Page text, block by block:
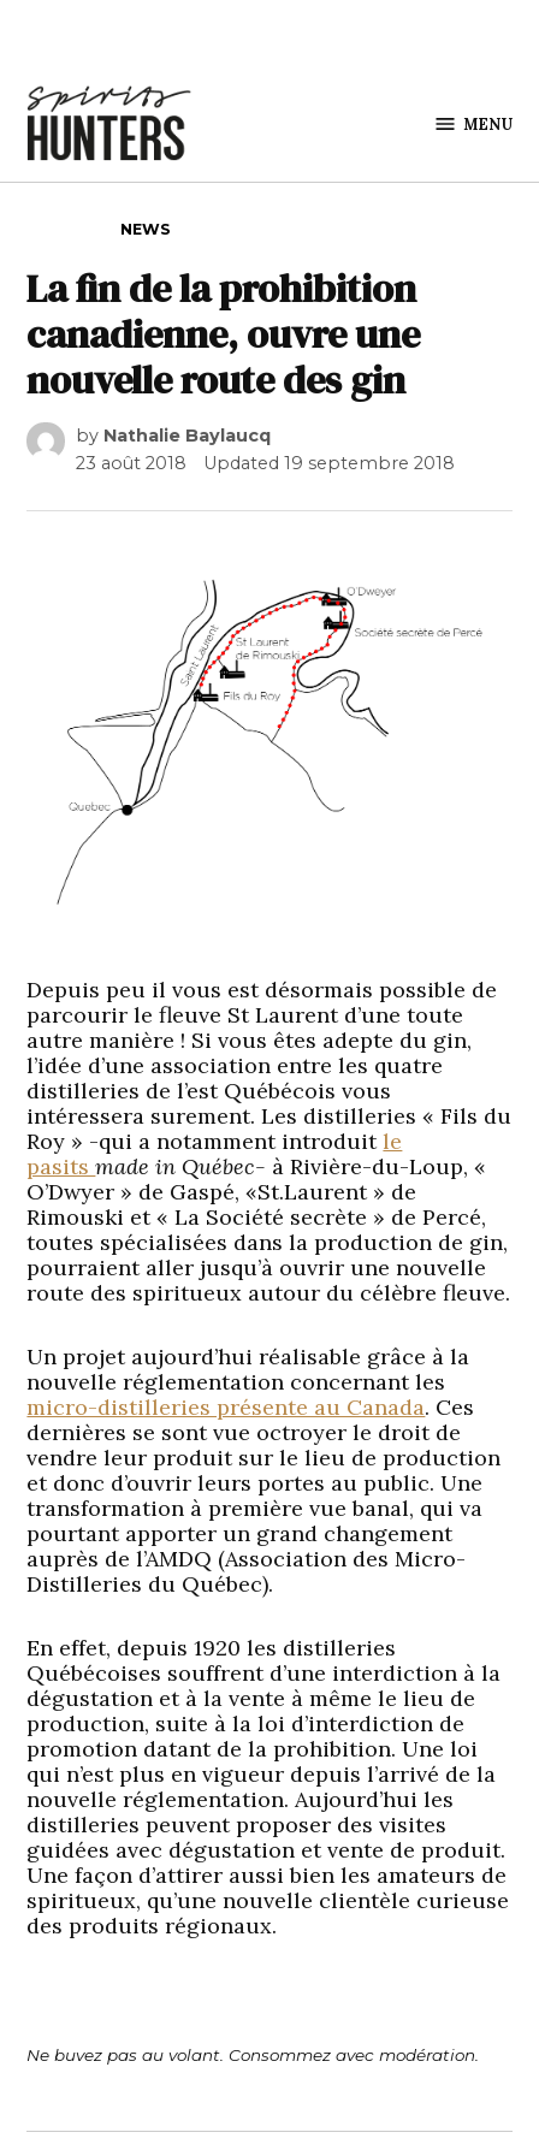
MENU
NEWS
La fin de la prohibition
canadienne, ouvre une
nouvelle route des gin
by Nathalie Baylaucq
23 août 2018
Updated19 septembre 2018
Depuis peu il vous est désormais possible de
parcourir le fleuve St Laurent d’une toute
autre manière ! Si vous êtes adepte du gin,
l’idée d’une association entre les quatre
distilleries de l’est Québécois vous
intéressera surement. Les distilleries « Fils du
Roy » -qui a notamment introduitle
pasitsmade in Québec- à Rivière-du-Loup, «
O’Dwyer » de Gaspé, «St.Laurent » de
Rimouski et « La Société secrète » de Percé,
toutes spécialisées dans la production de gin,
pourraient aller jusqu’à ouvrir une nouvelle
route des spiritueux autour du célèbre fleuve.
Un projet aujourd’hui réalisable grâce à la
nouvelle réglementation concernant les
micro-distilleries présente au Canada. Ces
dernières se sont vue octroyer le droit de
vendre leur produit sur le lieu de production
et donc d’ouvrir leurs portes au public. Une
transformation à première vue banal, qui va
pourtant apporter un grand changement
auprès de l’AMDQ (Association des Micro-
Distilleries du Québec).
En effet, depuis 1920 les distilleries
Québécoises souffrent d’une interdiction à la
dégustation et à la vente à même le lieu de
production, suite à la loi d’interdiction de
promotion datant de la prohibition. Une loi
qui n’est plus en vigueur depuis l’arrivé de la
nouvelle réglementation. Aujourd’hui les
distilleries peuvent proposer des visites
guidées avec dégustation et vente de produit.
Une façon d’attirer aussi bien les amateurs de
spiritueux, qu’une nouvelle clientèle curieuse
des produits régionaux.
Ne buvez pas au volant. Consommez avec modération.